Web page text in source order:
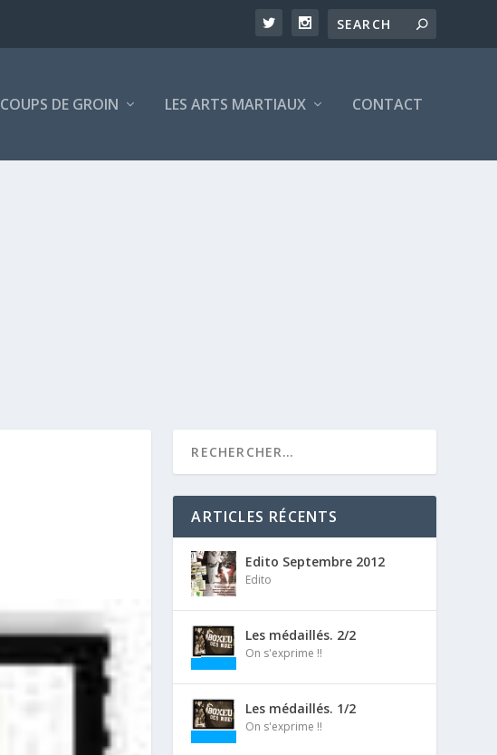
COUPS DE GROIN LES ARTS MARTIAUX CONTACT
ARTICLES RÉCENTS
Edito Septembre 2012
Edito
Les médaillés. 2/2
On s'exprime !!
Les médaillés. 1/2
On s'exprime !!